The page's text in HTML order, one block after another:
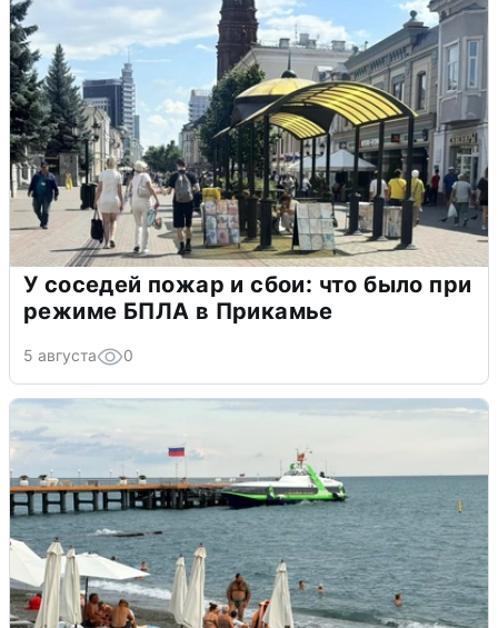
У соседей пожар и сбои: что было при
режиме БПЛА в Прикамье
5 августа 0